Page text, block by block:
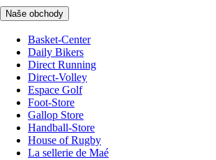
Naše obchody
Basket-Center
Daily Bikers
Direct Running
Direct-Volley
Espace Golf
Foot-Store
Gallop Store
Handball-Store
House of Rugby
La sellerie de Maé